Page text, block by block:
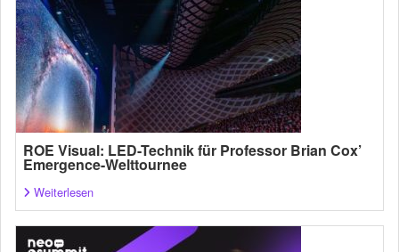
ROE Visual: LED-Technik für Professor Brian Cox’
Emergence-Welttournee
Weiterlesen